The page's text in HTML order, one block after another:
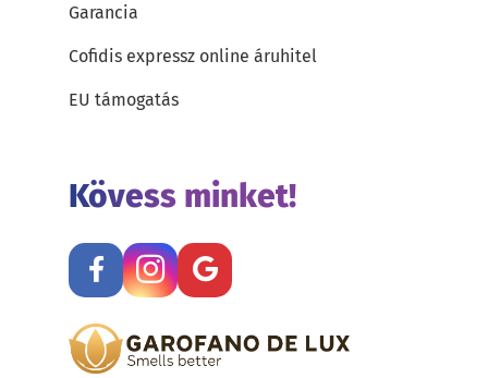
Garancia
Cofidis expressz online áruhitel
EU támogatás
Kövess minket!